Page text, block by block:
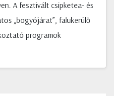
A fesztivált csipketea- és
„bogyójárat”, falukerülő
programok